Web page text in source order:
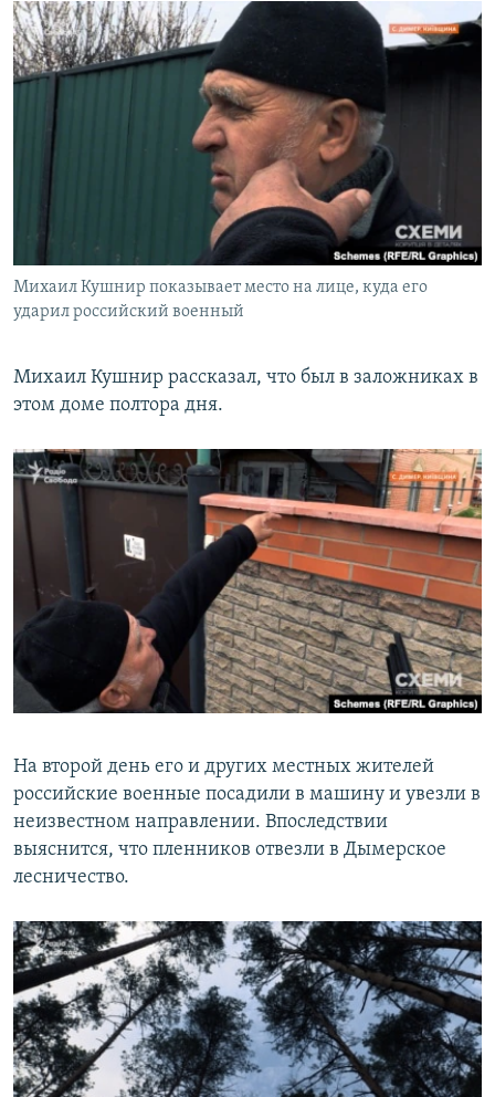
Михаил Кушнир показывает место на лице, куда его
ударил российский военный
Михаил Кушнир рассказал, что был в заложниках в
этом доме полтора дня.
На второй день его и других местных жителей
российские военные посадили в машину и увезли в
неизвестном направлении. Впоследствии
выяснится, что пленников отвезли в Дымерское
лесничество.